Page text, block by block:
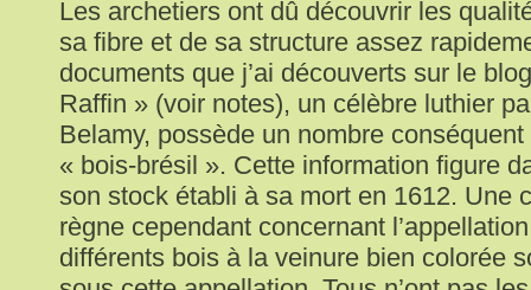
Les archetiers ont dû découvrir les
sa fibre et de sa structure assez
documents que j’ai découverts sur le
Raffin » (voir notes), un célèbre luthier
Belamy, possède un nombre conséquent
« bois-brésil ». Cette information figure
son stock établi à sa mort en 1612. Une
règne cependant concernant
différents bois à la veinure bien colorée